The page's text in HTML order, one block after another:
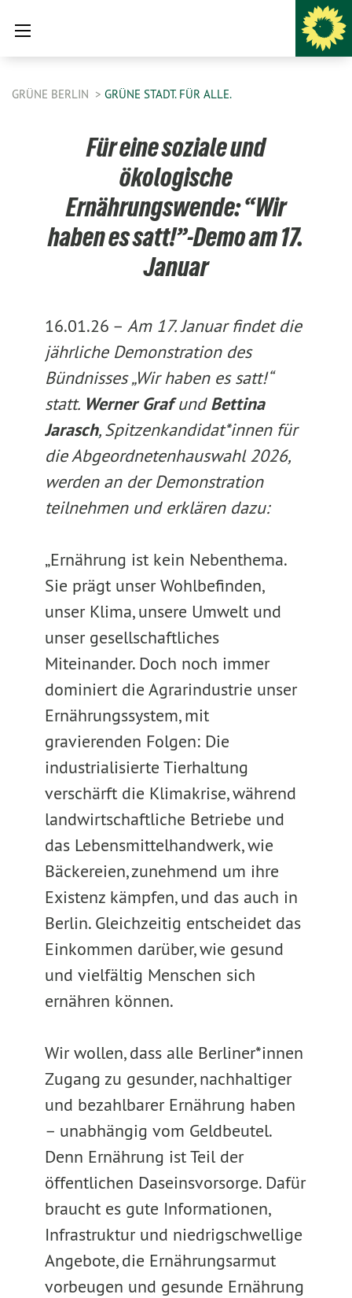
GRÜNE BERLIN GRÜNE STADT. FÜR ALLE.
Für eine soziale und
ökologische
Ernährungswende: “Wir
haben es satt!”-Demo am 17.
Januar
16.01.26 – Am 17. Januar findet die
jährliche Demonstration des
Bündnisses „Wir haben es satt!“
statt. Werner GrafundBettina
Jarasch, Spitzenkandidat*innen für
die Abgeordnetenhauswahl 2026,
werden an der Demonstration
teilnehmen und erklären dazu:
„Ernährung ist kein Nebenthema.
Sie prägt unser Wohlbefinden,
unser Klima, unsere Umwelt und
unser gesellschaftliches
Miteinander. Doch noch immer
dominiert die Agrarindustrie unser
Ernährungssystem, mit
gravierenden Folgen: Die
industrialisierte Tierhaltung
verschärft die Klimakrise, während
landwirtschaftliche Betriebe und
das Lebensmittelhandwerk, wie
Bäckereien, zunehmend um ihre
Existenz kämpfen, und das auch in
Berlin. Gleichzeitig entscheidet das
Einkommen darüber, wie gesund
und vielfältig Menschen sich
ernähren können.
Wir wollen, dass alle Berliner*innen
Zugang zu gesunder, nachhaltiger
und bezahlbarer Ernährung haben
– unabhängig vom Geldbeutel.
Denn Ernährung ist Teil der
öffentlichen Daseinsvorsorge. Dafür
braucht es gute Informationen,
Infrastruktur und niedrigschwellige
Angebote, die Ernährungsarmut
vorbeugen und gesunde Ernährung